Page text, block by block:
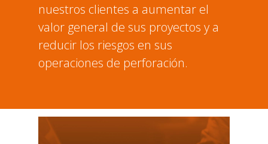
nuestros clientes a aumentar el
valor general de sus proyectos y a
reducir los riesgos en sus
operaciones de perforación.